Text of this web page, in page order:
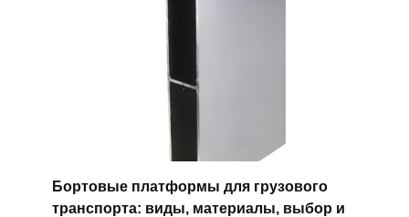
Бортовые платформы для грузового
транспорта: виды, материалы, выбор и